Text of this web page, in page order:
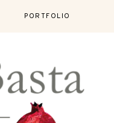
PORTFOLIO